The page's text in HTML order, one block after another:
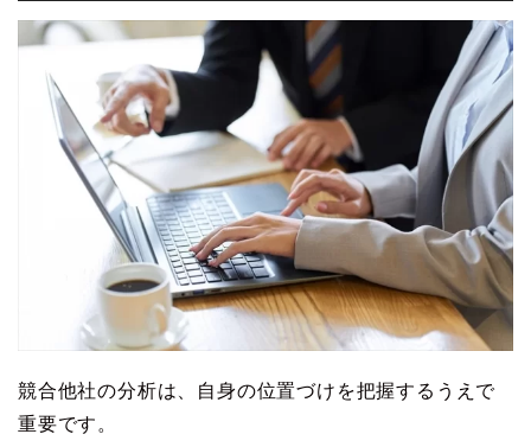
競合他社の分析は、自身の位置づけを把握するうえで
重要です。